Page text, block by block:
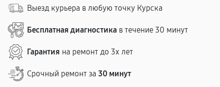
Выезд курьера в любую точку Курска
Бесплатная диагностика в течение 30 минут
Гарантия на ремонт до 3х лет
Срочный ремонт за 30 минут